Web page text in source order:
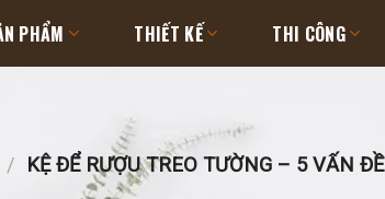
PHẨM THIẾT KẾ THI CÔNG
/ KỆ ĐỂ RƯỢU TREO TƯỜNG – 5 VẤN